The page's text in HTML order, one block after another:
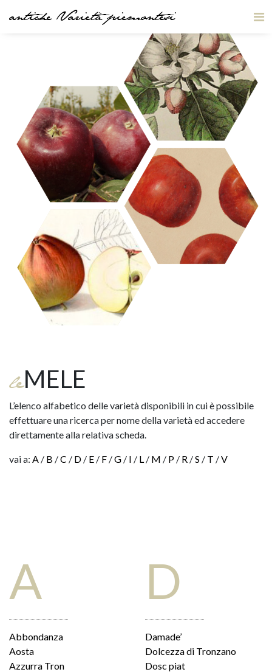
antiche Varietà piemontesi
leMELE
L’elenco alfabetico delle varietà disponibili in cui è possibile
effettuare una ricerca per nome della varietà ed accedere
direttamente alla relativa scheda.
vai a: A / B /C / D / E / F /G / I / L / M / P / R /S / T /V
A
Abbondanza
Aosta
Azzurra Tron
D
Damade’
Dolcezza di Tronzano
Dosc piat